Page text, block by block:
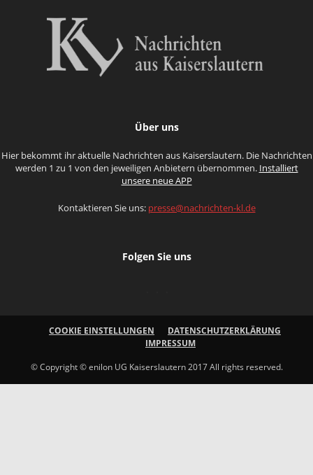
Über uns
Hier bekommt ihr aktuelle Nachrichten aus Kaiserslautern. Die Nachrichten
werden 1 zu 1 von den jeweiligen Anbietern übernommen. Installiert
unsere neue APP
Kontaktieren Sie uns: presse@nachrichten-kl.de
Folgen Sie uns
COOKIE EINSTELLUNGEN
DATENSCHUTZERKLÄRUNG
IMPRESSUM
© Copyright © enilon UG Kaiserslautern 2017 All rights reserved.